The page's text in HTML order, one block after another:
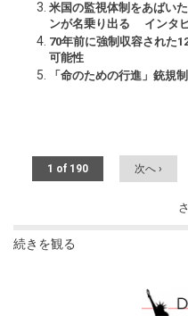
米国の監視体制をあばい
ンが名乗り出る インタ
70年前に強制収容された
可能性
「命のための行進」銃規
1 of 190 次へ ›
続きを観る